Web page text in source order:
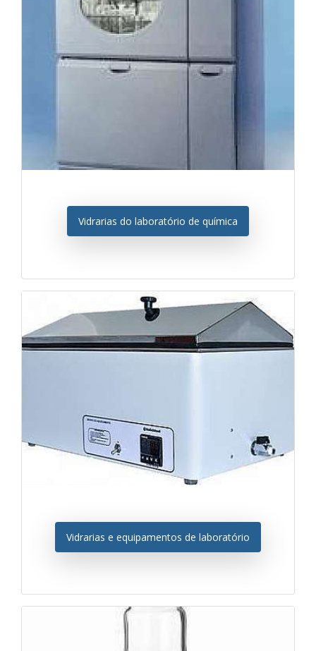
Vidrarias do laboratório de química
Vidrarias e equipamentos de laboratório